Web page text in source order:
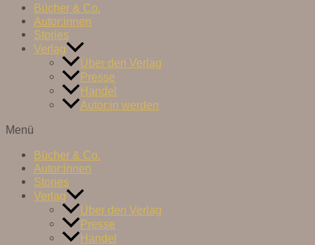
Bücher & Co.
Autor:innen
Stories
Verlag
Über den Verlag
Presse
Handel
Autor:in werden
Menü
Bücher & Co.
Autor:innen
Stories
Verlag
Über den Verlag
Presse
Handel